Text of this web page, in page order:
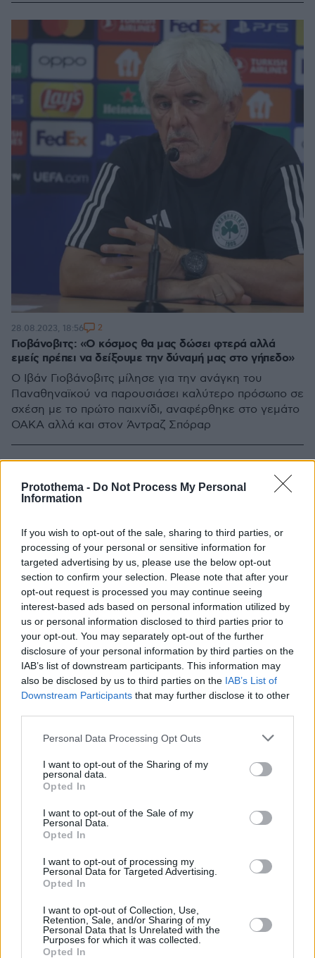
Protothema - Do Not Process My Personal
Information
If you wish to opt-out of the sale, sharing to third parties, or
processing of your personal or sensitive information for
targeted advertising by us, please use the below opt-out
section to confirm your selection. Please note that after your
opt-out request is processed you may continue seeing
interest-based ads based on personal information utilized by
us or personal information disclosed to third parties prior to
your opt-out. You may separately opt-out of the further
disclosure of your personal information by third parties on the
IAB’s list of downstream participants. This information may
also be disclosed by us to third parties on the IAB’s List of
Downstream Participants that may further disclose it to other
Please note that this website/app uses one or more Google
not limited to your visit or usage behaviour. You may click to
grant or deny consent to Google and its third-party tags to
use your data for below specified purposes in below Google
consent section.
Personal Data Processing Opt Outs
I want to opt-out of the Sharing of my
personal data.
Opted In
I want to opt-out of the Sale of my
Personal Data.
Opted In
I want to opt-out of processing my
Personal Data for Targeted Advertising.
Opted In
I want to opt-out of Collection, Use,
Retention, Sale, and/or Sharing of my
Personal Data that Is Unrelated with the
Purposes for which it was collected.
Opted In
Γιοβάνοβιτς: «Ο κόσμος θα μας δώσει φτερά αλλά
εμείς πρέπει να δείξουμε την δύναμή μας στο γήπεδο»
Ο Ιβάν Γιοβάνοβιτς μίλησε για την ανάγκη του
Παναθηναϊκού να παρουσιάσει καλύτερο πρόσωπο σε
σχέση με το πρώτο παιχνίδι, αναφέρθηκε στο γεμάτο
ΟΑΚΑ αλλά και στον Άντραζ Σπόραρ
28.08.2023, 18:56 2
Ανανέωσε έως το 2025 με τον Ρουμπέν Πέρεθ ο
Ο Ισπανός μέσος είχε συμβόλαιο έως το 2023 με
τους πράσινους
09.12.2022, 22:11